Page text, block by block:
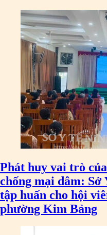
Phát huy vai trò
chống mại dâm:
tập huấn cho hội
phường Kim Bảng